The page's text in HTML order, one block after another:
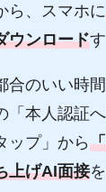
ら、スマホに
ウンロード
合のいい時
「本人認証
ップ」から
上げAI面接